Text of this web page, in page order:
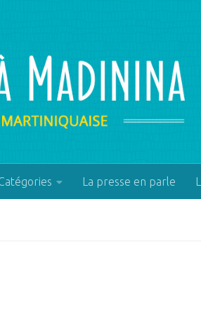
La presse en parle